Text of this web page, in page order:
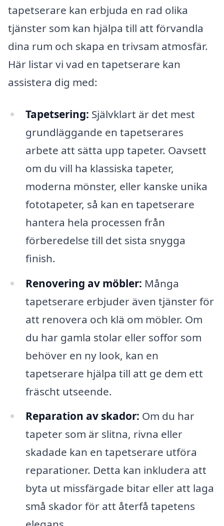
tapetserare kan erbjuda en rad olika
tjänster som kan hjälpa till att förvandla
dina rum och skapa en trivsam atmosfär.
Här listar vi vad en tapetserare kan
assistera dig med:
Tapetsering: Självklart är det mest
grundläggande en tapetserares
arbete att sätta upp tapeter. Oavsett
om du vill ha klassiska tapeter,
moderna mönster, eller kanske unika
fototapeter, så kan en tapetserare
hantera hela processen från
förberedelse till det sista snygga
finish.
Renovering av möbler: Många
tapetserare erbjuder även tjänster för
att renovera och klä om möbler. Om
du har gamla stolar eller soffor som
behöver en ny look, kan en
tapetserare hjälpa till att ge dem ett
fräscht utseende.
Reparation av skador: Om du har
tapeter som är slitna, rivna eller
skadade kan en tapetserare utföra
reparationer. Detta kan inkludera att
byta ut missfärgade bitar eller att laga
små skador för att återfå tapetens